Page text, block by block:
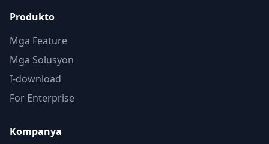
Produkto
Mga Feature
Mga Solusyon
I-download
For Enterprise
Kompanya